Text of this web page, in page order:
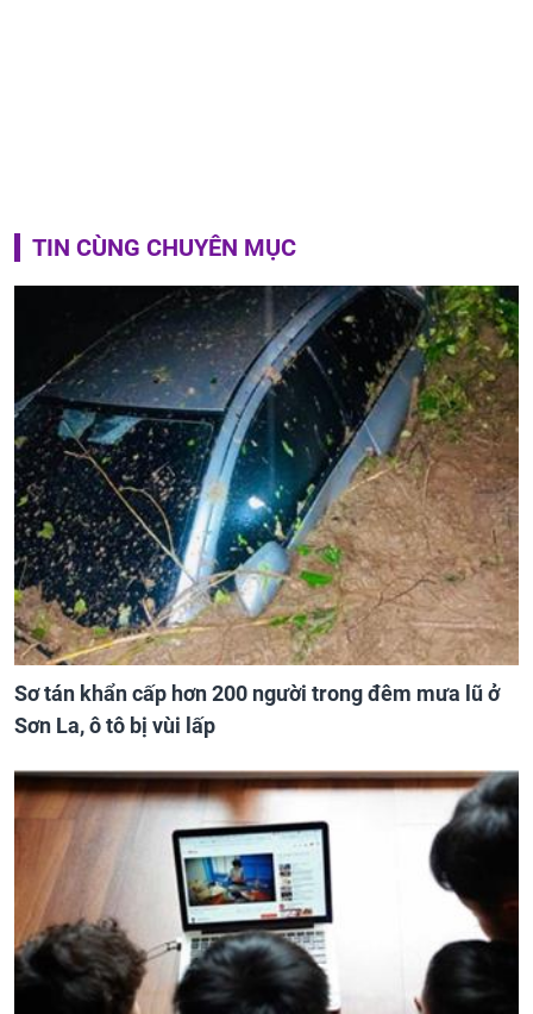
TIN CÙNG CHUYÊN MỤC
Sơ tán khẩn cấp hơn 200 người trong đêm mưa lũ ở
Sơn La, ô tô bị vùi lấp